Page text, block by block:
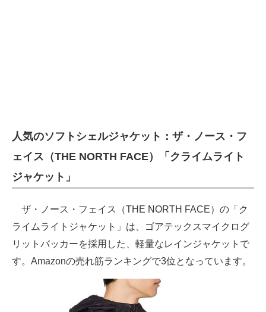
人気のソフトシェルジャケット：ザ・ノース・フ
ェイス（THE NORTH FACE）「クライムライト
ジャケット」
ザ・ノース・フェイス（THE NORTH FACE）の「ク
ライムライトジャケット」は、ゴアテックスマイクログ
リットバッカーを採用した、軽量なレインジャケットで
す。Amazonの売れ筋ランキングで3位となっています。